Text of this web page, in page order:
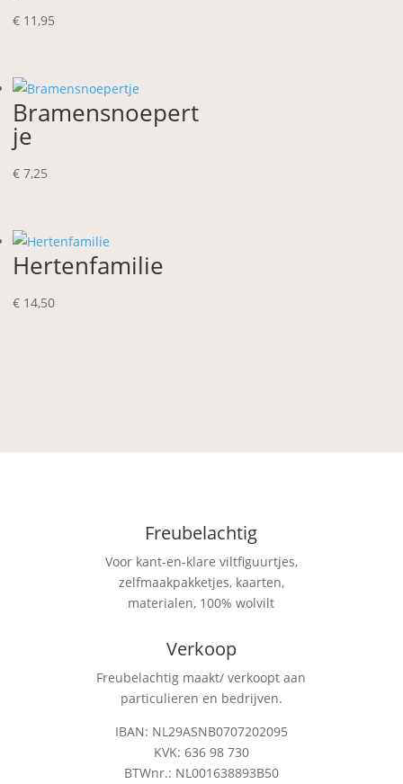
€ 11,95
Bramensnoepert
je
€ 7,25
Hertenfamilie
€ 14,50
Freubelachtig
Voor kant-en-klare viltfiguurtjes,
zelfmaakpakketjes, kaarten,
materialen, 100% wolvilt
Verkoop
Freubelachtig maakt/ verkoopt aan
particulieren en bedrijven.
IBAN: NL29ASNB0707202095
KVK: 636 98 730
BTWnr.: NL001638893B50